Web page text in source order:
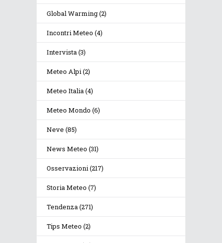
Global Warming(2)
Incontri Meteo (4)
Intervista(3)
Meteo Alpi(2)
Meteo Italia(4)
Meteo Mondo (6)
Neve (85)
News Meteo (31)
Osservazioni(217)
Storia Meteo (7)
Tendenza(271)
Tips Meteo (2)